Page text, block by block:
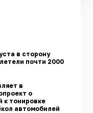
в сторону
почти 2000
в
о
к тонировке
автомобилей